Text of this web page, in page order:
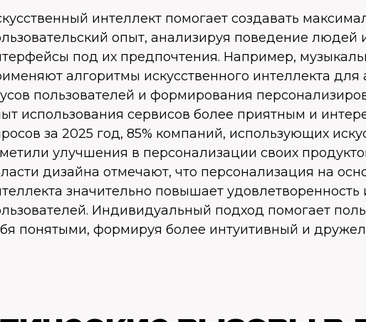
интеллект помогает создавать
опыт, анализируя поведение людей
под их предпочтения. Например,
алгоритмы искусственного интеллекта
пользователей и формирования
использования сервисов более приятным и
за 2025 год, 85% компаний, использующих
улучшения в персонализации своих
дизайна отмечают, что персонализация на
значительно повышает удовлетворенность
Индивидуальный подход помогает
понятыми, формируя более интуитивный и